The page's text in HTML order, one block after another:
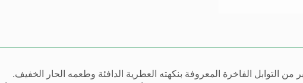
التوابل الفاخرة المعروفة بنكهته العطرية الدافئة وطعمه الحار الخفيف.